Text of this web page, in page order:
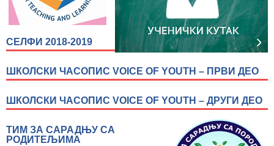
СЕЛФИ 2018-2019
ШКОЛСКИ ЧАСОПИС VOICE OF YOUTH – ПРВИ ДЕО
ШКОЛСКИ ЧАСОПИС VOICE OF YOUTH – ДРУГИ ДЕО
ТИМ ЗА САРАДЊУ СА
РОДИТЕЉИМА